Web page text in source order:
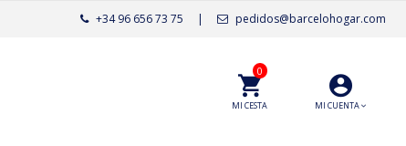
pedidos@barcelohogar.com
|
+34 96 656 73 75
MI CUENTA
MI CESTA
0